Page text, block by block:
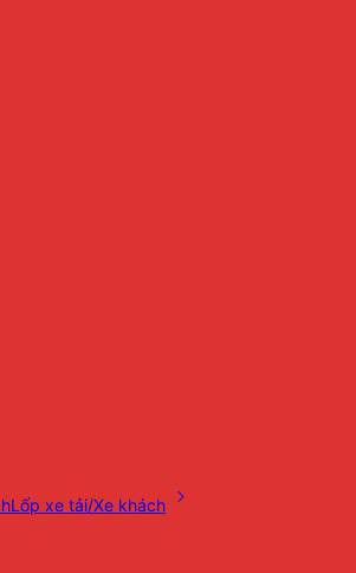
Lốp xe tải/Xe khách